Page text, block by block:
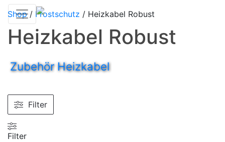
Shop/ Frostschutz / Heizkabel Robust
Heizkabel Robust
Zubehör Heizkabel
Filter
Filter